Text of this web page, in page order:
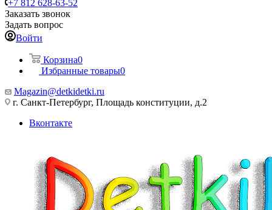
+7 812 628-63-52
Заказать звонок
Задать вопрос
Войти
Корзина0
Избранные товары0
Magazin@detkidetki.ru
г. Санкт-Петербург, Площадь конституции, д.2
Вконтакте